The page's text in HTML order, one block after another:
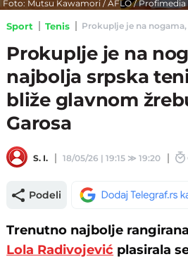
Foto: Mutsu Kawamori / AFLO / Profimedia
Sport Tenis Prokuplje je na
Prokuplje je na
najbolja srpska
bliže glavnom
Garosa
S. I. 18/05/26 | 19:15 ≫19:20
Podeli
Trenutno najbolje
Lola Radivojević plasirala